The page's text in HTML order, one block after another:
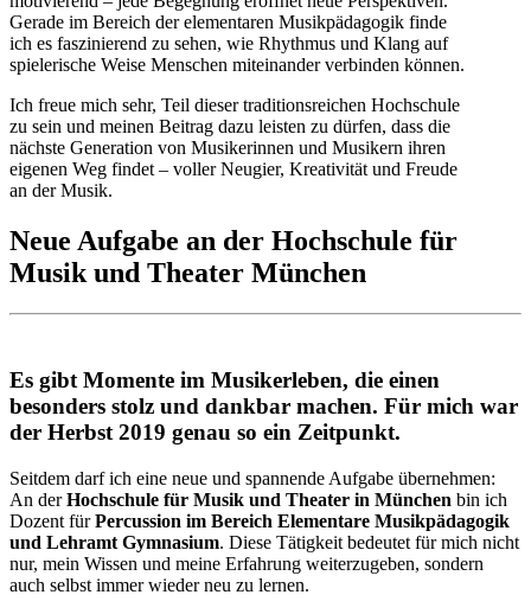
Gerade im Bereich der elementaren Musikpädagogik finde
ich es faszinierend zu sehen, wie Rhythmus und Klang auf
spielerische Weise Menschen miteinander verbinden können.
Ich freue mich sehr, Teil dieser traditionsreichen Hochschule
zu sein und meinen Beitrag dazu leisten zu dürfen, dass die
nächste Generation von Musikerinnen und Musikern ihren
eigenen Weg findet – voller Neugier, Kreativität und Freude
an der Musik.
Neue Aufgabe an der Hochschule für
Musik und Theater München
Es gibt Momente im Musikerleben, die einen
besonders stolz und dankbar machen. Für mich war
der Herbst 2019 genau so ein Zeitpunkt.
Seitdem darf ich eine neue und spannende Aufgabe übernehmen:
An derHochschule für Musik und Theater in München bin ich
Dozent fürPercussion im Bereich Elementare Musikpädagogik
und Lehramt Gymnasium. Diese Tätigkeit bedeutet für mich nicht
nur, mein Wissen und meine Erfahrung weiterzugeben, sondern
auch selbst immer wieder neu zu lernen.